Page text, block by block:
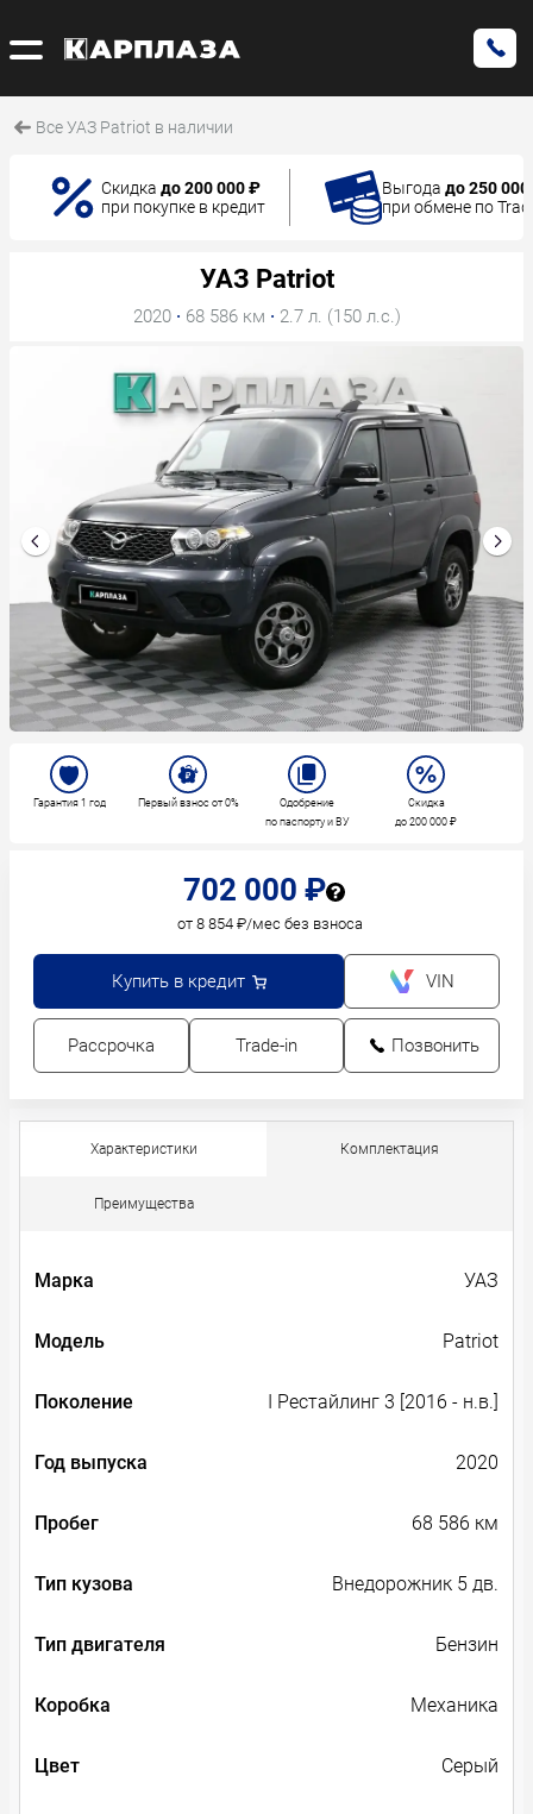
Все УАЗ Patriot в наличии
Скидка до 200 000 ₽
при покупке в кредит
Выгода до 250
при обмене по
702 000 ₽
от 8 854 ₽/мес без взноса
Купить в кредит VIN
Рассрочка Trade-in Позвонить
Гарантия 1 год Первый взнос от 0%
Одобрение
по паспорту и ВУ
Скидка
до 200 000 ₽
УАЗ Patriot
2020 · 68 586 км · 2.7 л. (150 л.с.)
Характеристики Комплектация
Преимущества
Марка УАЗ
Модель Patriot
Поколение I Рестайлинг 3 [2016 - н.в.]
Год выпуска 2020
Пробег 68 586 км
Тип кузова Внедорожник 5 дв.
Тип двигателя Бензин
Коробка Механика
Цвет Серый